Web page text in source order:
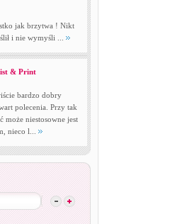
jak brzytwa ! Nikt
i nie wymyśli ...
& Print
bardzo dobry
polecenia. Przy tak
może niestosowne jest
nieco l...